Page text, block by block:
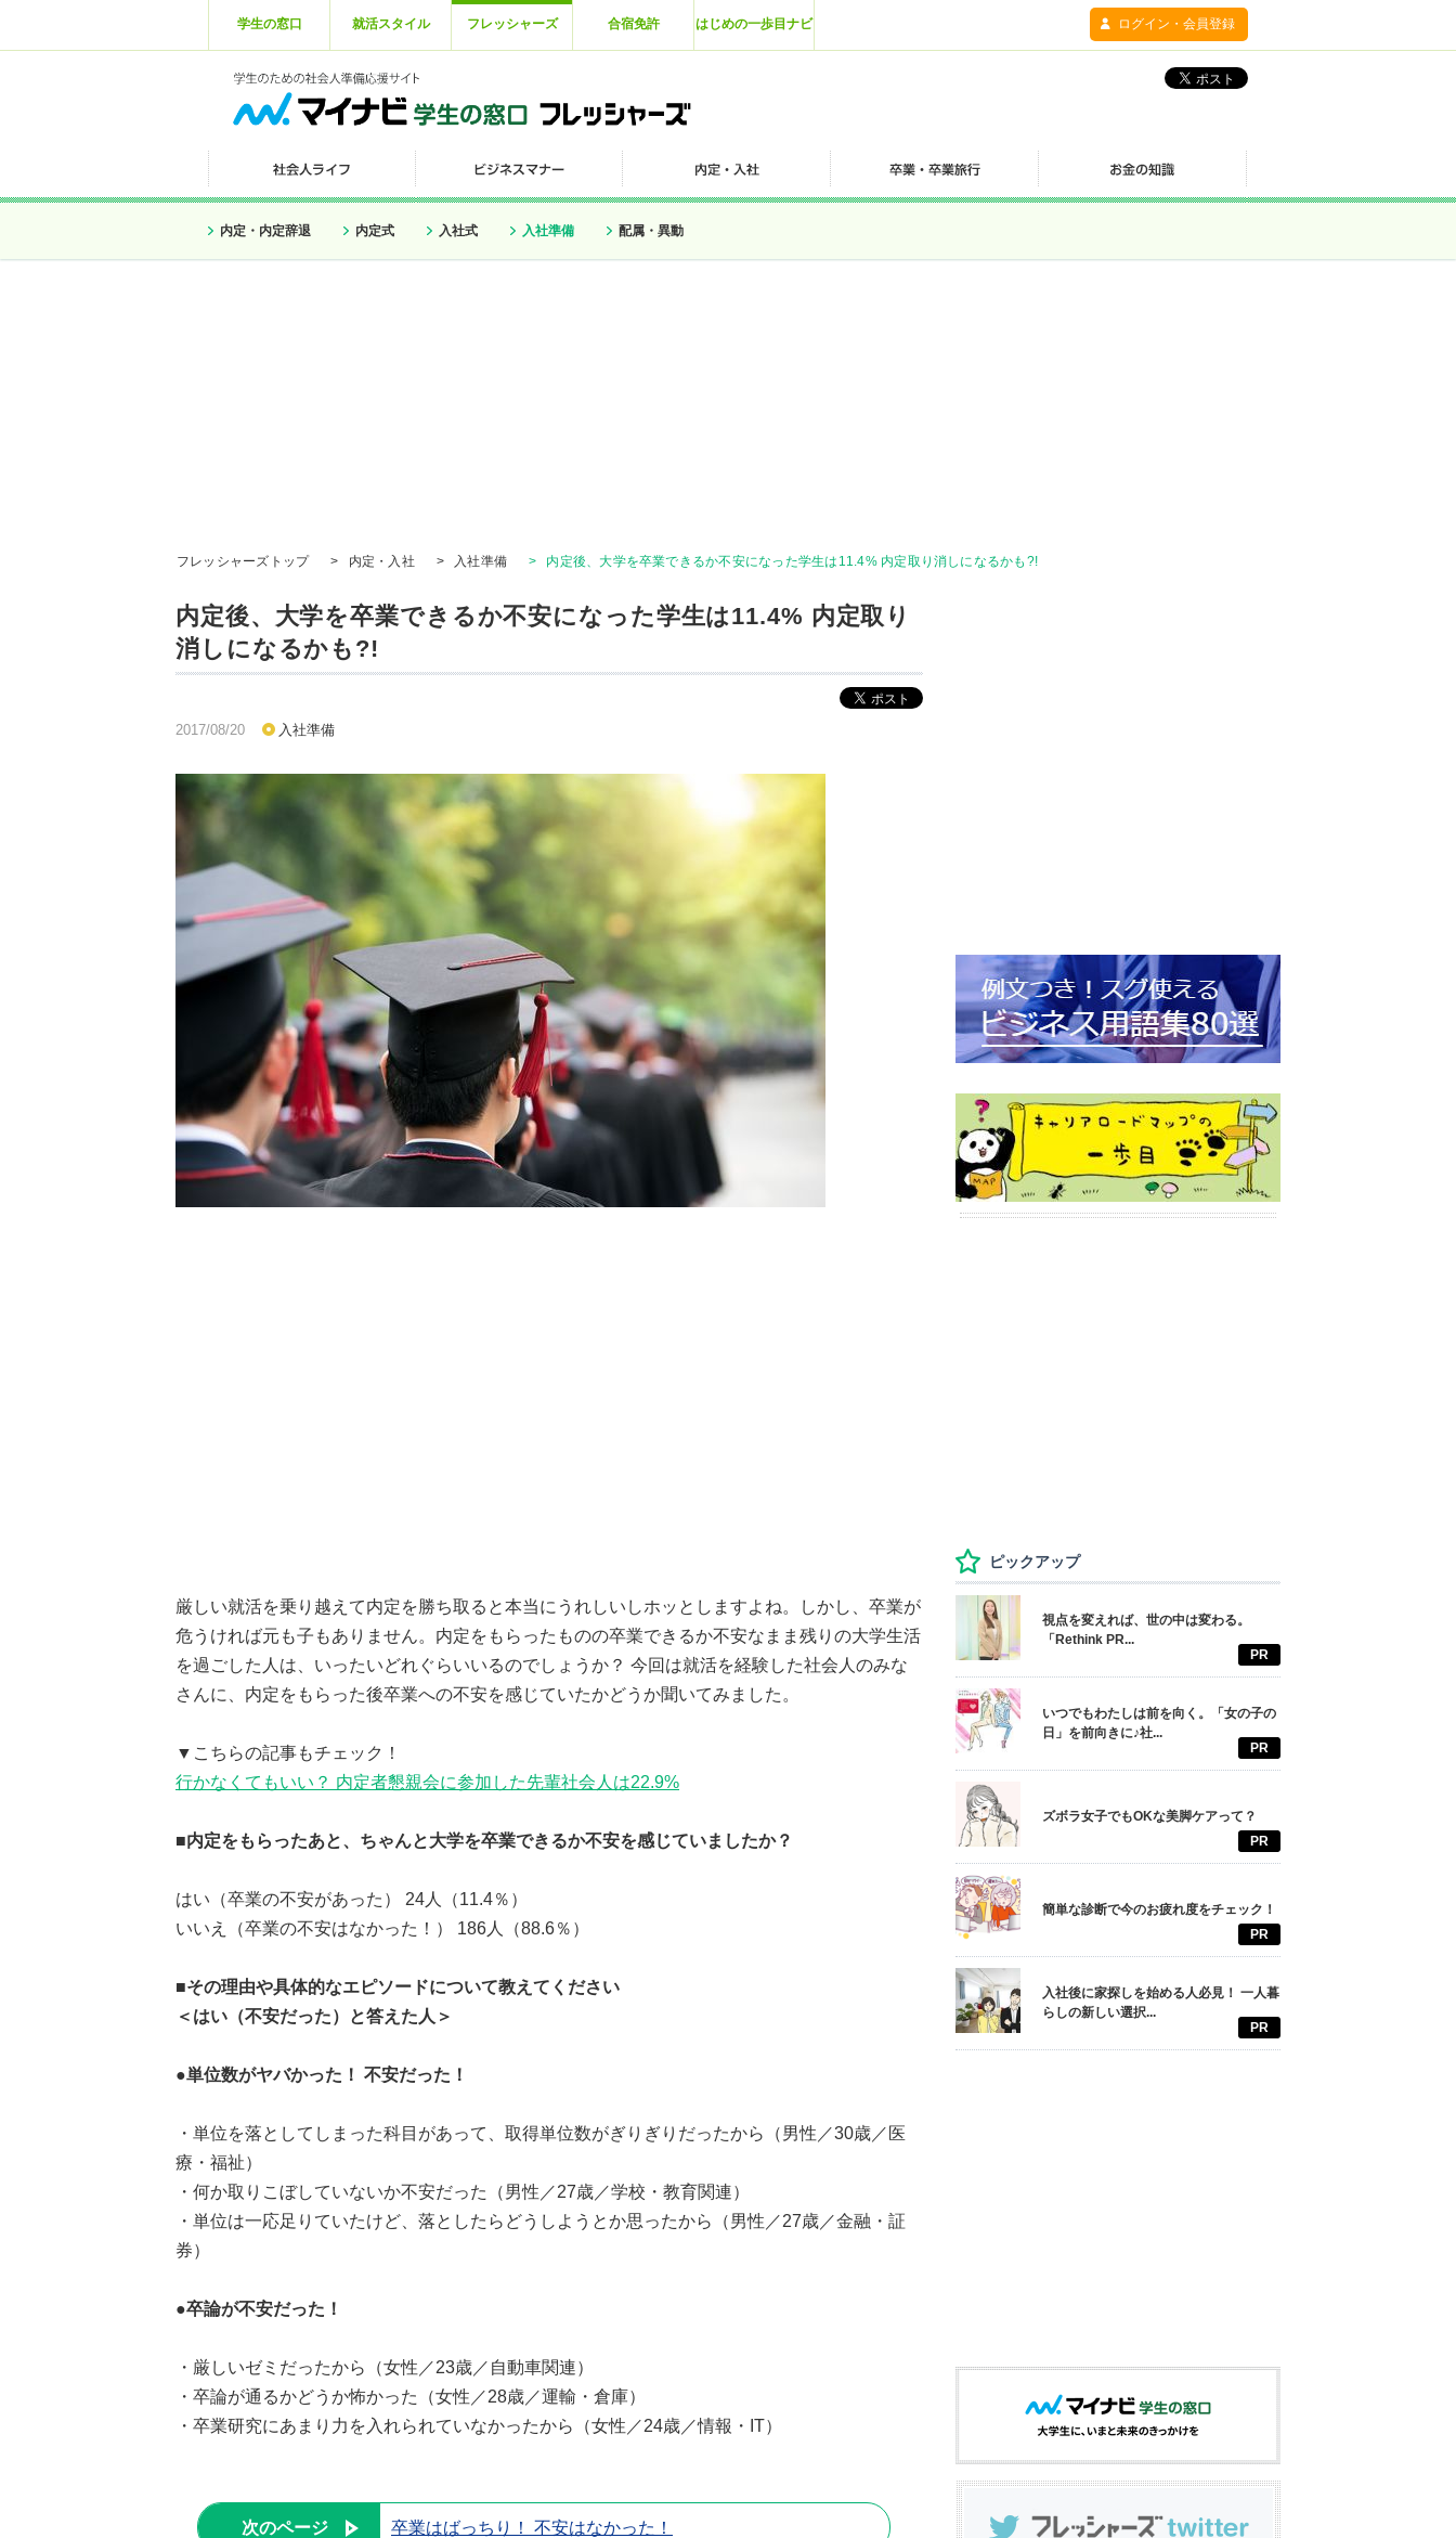
学生の窓口 就活スタイル フレッシャーズ 合宿免許 はじめの一歩目ナビ ログイン・会員登録
内定・内定辞退 内定式 入社式 入社準備 配属・異動
フレッシャーズトップ > 内定・入社 > 入社準備 > 内定後、大学を卒業できるか不安になった学生は11.4% 内定取り消しになるかも?!
内定後、大学を卒業できるか不安になった学生は11.4% 内定取り
消しになるかも?!
2017/08/20 入社準備
厳しい就活を乗り越えて内定を勝ち取ると本当にうれしいしホッとしますよね。しかし、卒業が
危うければ元も子もありません。内定をもらったものの卒業できるか不安なまま残りの大学生活
を過ごした人は、いったいどれぐらいいるのでしょうか？ 今回は就活を経験した社会人のみな
さんに、内定をもらった後卒業への不安を感じていたかどうか聞いてみました。
▼こちらの記事もチェック！
行かなくてもいい？ 内定者懇親会に参加した先輩社会人は22.9%
■内定をもらったあと、ちゃんと大学を卒業できるか不安を感じていましたか？
はい（卒業の不安があった） 24人（11.4％）
いいえ（卒業の不安はなかった！） 186人（88.6％）
■その理由や具体的なエピソードについて教えてください
＜はい（不安だった）と答えた人＞
●単位数がヤバかった！ 不安だった！
・単位を落としてしまった科目があって、取得単位数がぎりぎりだったから（男性／30歳／医
療・福祉）
・何か取りこぼしていないか不安だった（男性／27歳／学校・教育関連）
・単位は一応足りていたけど、落としたらどうしようとか思ったから（男性／27歳／金融・証
券）
●卒論が不安だった！
・厳しいゼミだったから（女性／23歳／自動車関連）
・卒論が通るかどうか怖かった（女性／28歳／運輸・倉庫）
・卒業研究にあまり力を入れられていなかったから（女性／24歳／情報・IT）
次のページ 卒業はばっちり！ 不安はなかった！
ピックアップ
視点を変えれば、世の中は変わる。
「Rethink PR...
PR
いつでもわたしは前を向く。「女の子の
日」を前向きに♪社...
PR
ズボラ女子でもOKな美脚ケアって？
PR
簡単な診断で今のお疲れ度をチェック！
PR
入社後に家探しを始める人必見！ 一人暮
らしの新しい選択...
PR